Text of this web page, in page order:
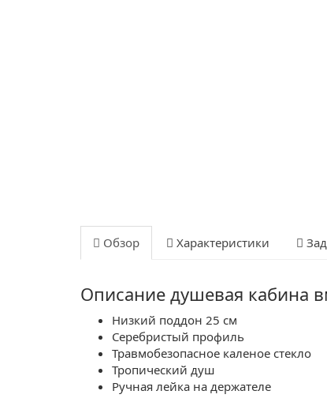
Обзор Характеристики
Описание душевая кабина
Низкий поддон 25 см
Серебристый профиль
Травмобезопасное каленое стекло
Тропический душ
Ручная лейка на держателе